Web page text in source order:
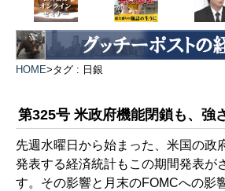
HOME>タグ : 日銀
第325号 米政府機能閉鎖も、強
先週水曜日から始まった、米国の政
発表する経済統計もこの期間発表が
す。その影響と月末のFOMCへの影